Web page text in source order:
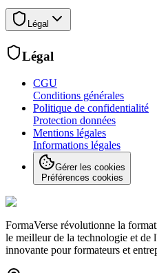
Légal
Légal
CGU
Conditions générales
Politique de confidentialité
Protection données
Mentions légales
Informations légales
Gérer les cookies
Préférences cookies
FormaVerse révolutionne la
le meilleur de la technologie et de
innovante pour formateurs et